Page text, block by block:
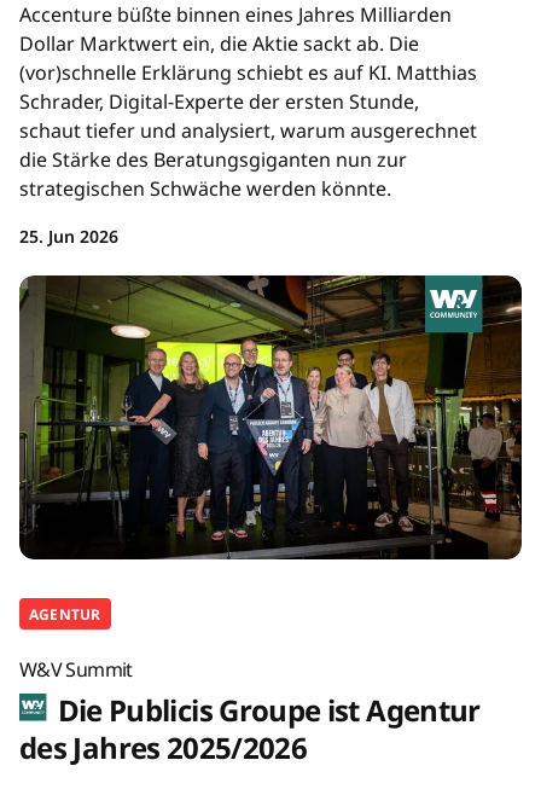
Accenture büßte binnen eines Jahres Milliarden
Dollar Marktwert ein, die Aktie sackt ab. Die
(vor)schnelle Erklärung schiebt es auf KI. Matthias
Schrader, Digital-Experte der ersten Stunde,
schaut tiefer und analysiert, warum ausgerechnet
die Stärke des Beratungsgiganten nun zur
strategischen Schwäche werden könnte.
25. Jun 2026
AGENTUR
W&V Summit
Die Publicis Groupe ist Agentur
des Jahres 2025/2026